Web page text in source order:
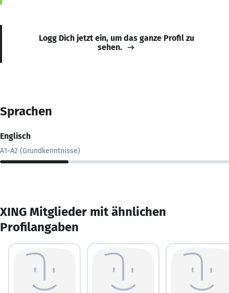
Logg Dich jetzt ein, um das ganze Profil zu
sehen.
Sprachen
Englisch
A1-A2 (Grundkenntnisse)
XING Mitglieder mit ähnlichen
Profilangaben